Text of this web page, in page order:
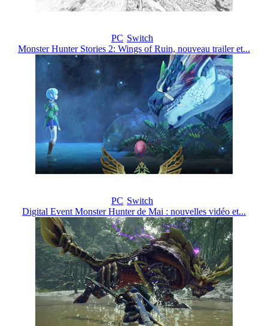
PC Switch
Monster Hunter Stories 2: Wings of Ruin, nouveau trailer et...
PC Switch
Digital Event Monster Hunter de Mai : nouvelles vidéo et...